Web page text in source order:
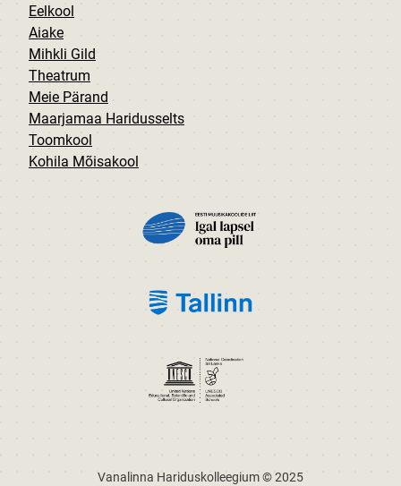
Eelkool
Aiake
Mihkli Gild
Theatrum
Meie Pärand
Maarjamaa Haridusselts
Toomkool
Kohila Mõisakool
PILT
PILT
PILT
Vanalinna Hariduskolleegium © 2025